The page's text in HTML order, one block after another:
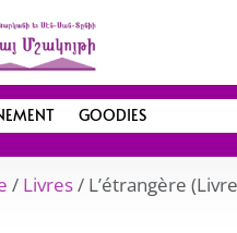
GOODIES
/ Livres/ L’étrangère